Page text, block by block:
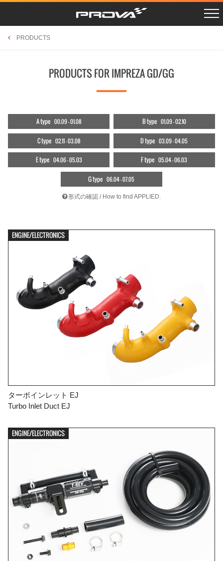
LAYBACK VN5
XV GTE
FORESTER SK9
WRX S4 VAG
IMPREZA GJ/GP
BRZ/86 ZC/ZN
EXIGA YA
FORESTER SH
LEGACY BL/BP
FORESTER SG
ACCESSORIES
UNIVERSAL RETAILERS
SCHEDULE PROSHOPS
Instagram X Twitter
PRODUCTS
PRODUCTS FOR IMPREZA GD/GG
A type 00.09 - 01.08 B type 01.09 - 02.10
C type 02.11 - 03.08 D type 03.09 - 04.05
E type 04.06 - 05.03 F type 05.04 - 06.03
G type 06.04 - 07.05
形式の確認 / How to find APPLIED.
ENGINE/ELECTRONICS
ターボインレット EJ
Turbo Inlet Duct EJ
ENGINE/ELECTRONICS